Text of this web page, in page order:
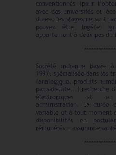
conventionnés (pour
avec des universités ou
durée, les stages ne sont
pouvez être logé(e)
appartement à deux pas du
Société indienne basée
1997, spécialisée dans les
(analogique, produits
par satellite...) recherche
électroniques et en
administration. La durée
variable et à tout moment
disponibilités en
rémunérés + assurance